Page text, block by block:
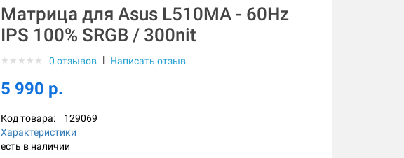
Матрица для Asus L510MA - 60Hz
IPS 100% SRGB / 300nit
★ ★ ★ ★ ★ 0 отзывов | Написать отзыв
5 990 р.
Код товара: 129069
Характеристики
есть в наличии